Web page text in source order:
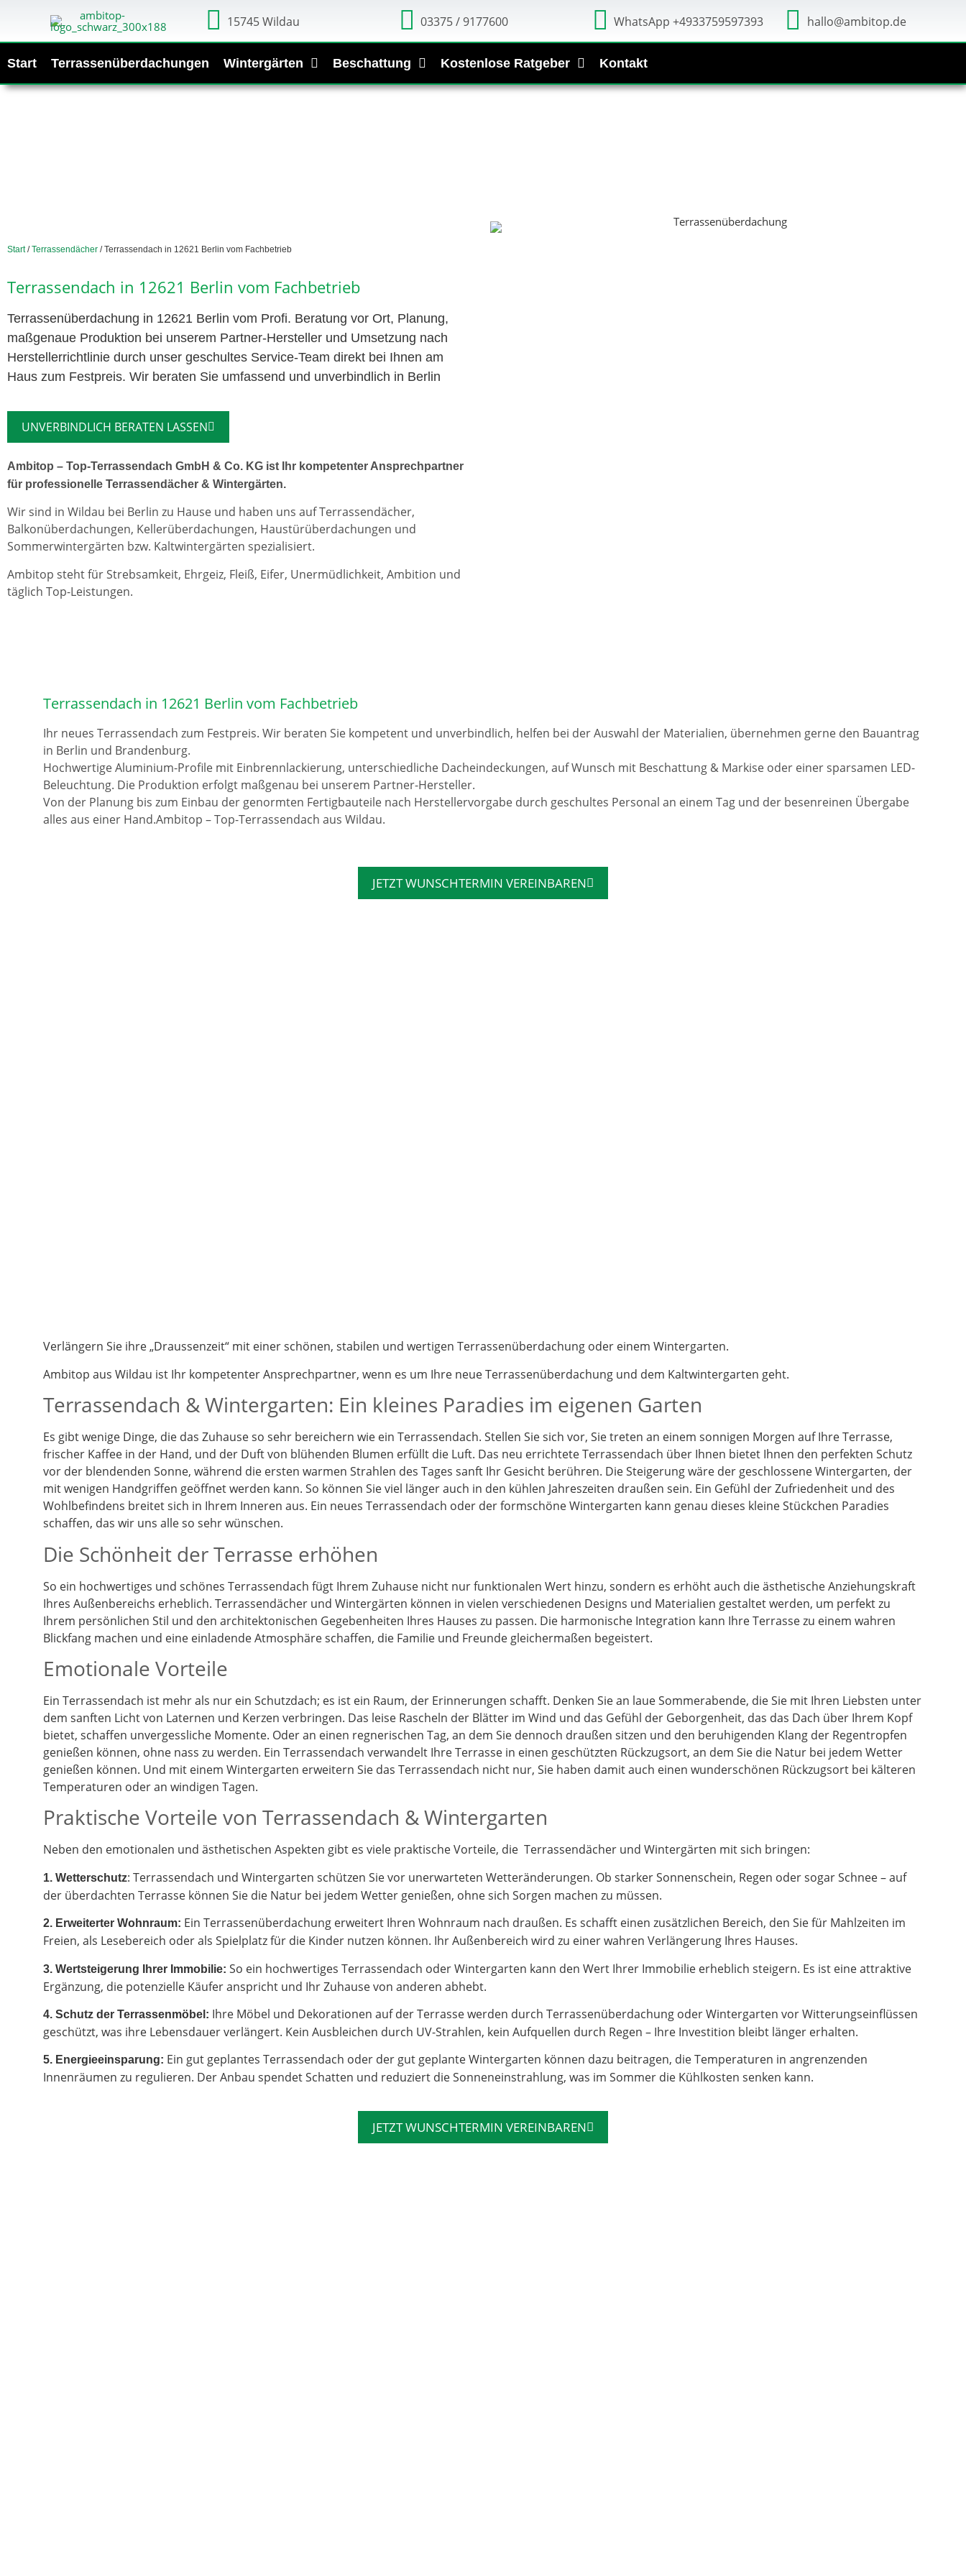
15745 Wildau 03375 / 9177600 WhatsApp +4933759597393 hallo@ambitop.de
Start Terrassenüberdachungen Wintergärten Beschattung Kostenlose Ratgeber Kontakt
Start/Terrassendächer / Terrassendach in 12621 Berlin vom Fachbetrieb
Terrassendach in 12621 Berlin vom Fachbetrieb
Terrassenüberdachung in 12621 Berlin vom Profi. Beratung vor Ort, Planung,
maßgenaue Produktion bei unserem Partner-Hersteller und Umsetzung nach
Herstellerrichtlinie durch unser geschultes Service-Team direkt bei Ihnen am
Haus zum Festpreis. Wir beraten Sie umfassend und unverbindlich in Berlin
UNVERBINDLICH BERATEN LASSEN
Ambitop – Top-Terrassendach GmbH & Co. KG ist Ihr kompetenter Ansprechpartner
für professionelle Terrassendächer & Wintergärten.
Wir sind in Wildau bei Berlin zu Hause und haben uns auf Terrassendächer,
Balkonüberdachungen, Kellerüberdachungen, Haustürüberdachungen und
Sommerwintergärten bzw. Kaltwintergärten spezialisiert.
Ambitop steht für Strebsamkeit, Ehrgeiz, Fleiß, Eifer, Unermüdlichkeit, Ambition und
täglich Top-Leistungen.
Terrassendach in 12621 Berlin vom Fachbetrieb
Ihr neues Terrassendach zum Festpreis. Wir beraten Sie kompetent und unverbindlich, helfen bei der Auswahl der Materialien, übernehmen gerne den Bauantrag
in Berlin und Brandenburg.
Hochwertige Aluminium-Profile mit Einbrennlackierung, unterschiedliche Dacheindeckungen, auf Wunsch mit Beschattung & Markise oder einer sparsamen LED-
Beleuchtung. Die Produktion erfolgt maßgenau bei unserem Partner-Hersteller.
Von der Planung bis zum Einbau der genormten Fertigbauteile nach Herstellervorgabe durch geschultes Personal an einem Tag und der besenreinen Übergabe
alles aus einer Hand.Ambitop – Top-Terrassendach aus Wildau.
JETZT WUNSCHTERMIN VEREINBAREN
Verlängern Sie ihre „Draussenzeit“ mit einer schönen, stabilen und wertigen Terrassenüberdachung oder einem Wintergarten.
Ambitop aus Wildau ist Ihr kompetenter Ansprechpartner, wenn es um Ihre neue Terrassenüberdachung und dem Kaltwintergarten geht.
Terrassendach & Wintergarten: Ein kleines Paradies im eigenen Garten
Es gibt wenige Dinge, die das Zuhause so sehr bereichern wie ein Terrassendach. Stellen Sie sich vor, Sie treten an einem sonnigen Morgen auf Ihre Terrasse,
frischer Kaffee in der Hand, und der Duft von blühenden Blumen erfüllt die Luft. Das neu errichtete Terrassendach über Ihnen bietet Ihnen den perfekten Schutz
vor der blendenden Sonne, während die ersten warmen Strahlen des Tages sanft Ihr Gesicht berühren. Die Steigerung wäre der geschlossene Wintergarten, der
mit wenigen Handgriffen geöffnet werden kann. So können Sie viel länger auch in den kühlen Jahreszeiten draußen sein. Ein Gefühl der Zufriedenheit und des
Wohlbefindens breitet sich in Ihrem Inneren aus. Ein neues Terrassendach oder der formschöne Wintergarten kann genau dieses kleine Stückchen Paradies
schaffen, das wir uns alle so sehr wünschen.
Die Schönheit der Terrasse erhöhen
So ein hochwertiges und schönes Terrassendach fügt Ihrem Zuhause nicht nur funktionalen Wert hinzu, sondern es erhöht auch die ästhetische Anziehungskraft
Ihres Außenbereichs erheblich. Terrassendächer und Wintergärten können in vielen verschiedenen Designs und Materialien gestaltet werden, um perfekt zu
Ihrem persönlichen Stil und den architektonischen Gegebenheiten Ihres Hauses zu passen. Die harmonische Integration kann Ihre Terrasse zu einem wahren
Blickfang machen und eine einladende Atmosphäre schaffen, die Familie und Freunde gleichermaßen begeistert.
Emotionale Vorteile
Ein Terrassendach ist mehr als nur ein Schutzdach; es ist ein Raum, der Erinnerungen schafft. Denken Sie an laue Sommerabende, die Sie mit Ihren Liebsten unter
dem sanften Licht von Laternen und Kerzen verbringen. Das leise Rascheln der Blätter im Wind und das Gefühl der Geborgenheit, das das Dach über Ihrem Kopf
bietet, schaffen unvergessliche Momente. Oder an einen regnerischen Tag, an dem Sie dennoch draußen sitzen und den beruhigenden Klang der Regentropfen
genießen können, ohne nass zu werden. Ein Terrassendach verwandelt Ihre Terrasse in einen geschützten Rückzugsort, an dem Sie die Natur bei jedem Wetter
genießen können. Und mit einem Wintergarten erweitern Sie das Terrassendach nicht nur, Sie haben damit auch einen wunderschönen Rückzugsort bei kälteren
Temperaturen oder an windigen Tagen.
Praktische Vorteile von Terrassendach & Wintergarten
Neben den emotionalen und ästhetischen Aspekten gibt es viele praktische Vorteile, die Terrassendächer und Wintergärten mit sich bringen:
1. Wetterschutz: Terrassendach und Wintergarten schützen Sie vor unerwarteten Wetteränderungen. Ob starker Sonnenschein, Regen oder sogar Schnee – auf
der überdachten Terrasse können Sie die Natur bei jedem Wetter genießen, ohne sich Sorgen machen zu müssen.
2. Erweiterter Wohnraum: Ein Terrassenüberdachung erweitert Ihren Wohnraum nach draußen. Es schafft einen zusätzlichen Bereich, den Sie für Mahlzeiten im
Freien, als Lesebereich oder als Spielplatz für die Kinder nutzen können. Ihr Außenbereich wird zu einer wahren Verlängerung Ihres Hauses.
3. Wertsteigerung Ihrer Immobilie: So ein hochwertiges Terrassendach oder Wintergarten kann den Wert Ihrer Immobilie erheblich steigern. Es ist eine attraktive
Ergänzung, die potenzielle Käufer anspricht und Ihr Zuhause von anderen abhebt.
4. Schutz der Terrassenmöbel: Ihre Möbel und Dekorationen auf der Terrasse werden durch Terrassenüberdachung oder Wintergarten vor Witterungseinflüssen
geschützt, was ihre Lebensdauer verlängert. Kein Ausbleichen durch UV-Strahlen, kein Aufquellen durch Regen – Ihre Investition bleibt länger erhalten.
5. Energieeinsparung: Ein gut geplantes Terrassendach oder der gut geplante Wintergarten können dazu beitragen, die Temperaturen in angrenzenden
Innenräumen zu regulieren. Der Anbau spendet Schatten und reduziert die Sonneneinstrahlung, was im Sommer die Kühlkosten senken kann.
JETZT WUNSCHTERMIN VEREINBAREN